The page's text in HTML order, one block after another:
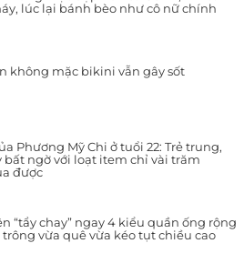
lúc lại bánh bèo như cô nữ chính
không mặc bikini vẫn gây sốt
Phương Mỹ Chi ở tuổi 22: Trẻ trung,
bất ngờ với loạt item chỉ vài trăm
được
“tẩy chay” ngay 4 kiểu quần ống rộng
trông vừa quê vừa kéo tụt chiều cao